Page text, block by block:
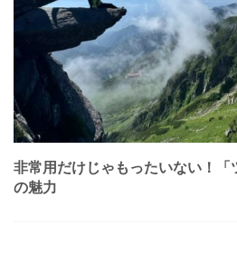
非常用だけじゃもったいない！「
の魅力